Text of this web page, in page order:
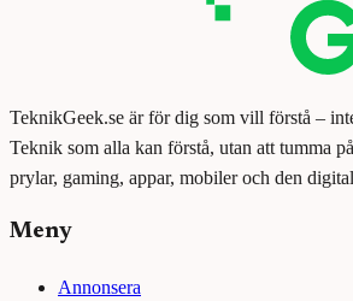
TeknikGeek.se är för dig som vill förstå –
Teknik som alla kan förstå, utan att tumma
prylar, gaming, appar, mobiler och den
Meny
Annonsera